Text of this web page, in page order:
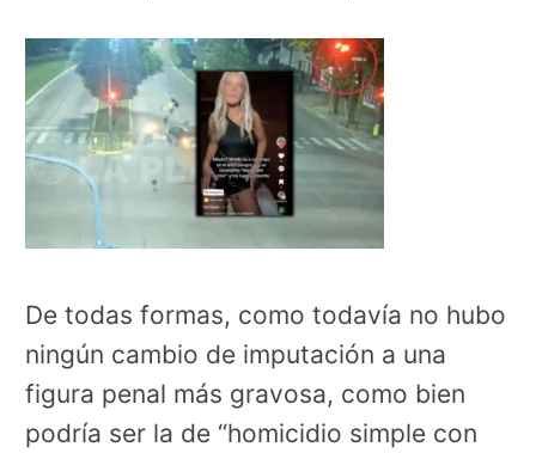
De todas formas, como todavía no hubo
ningún cambio de imputación a una
figura penal más gravosa, como bien
podría ser la de “homicidio simple con